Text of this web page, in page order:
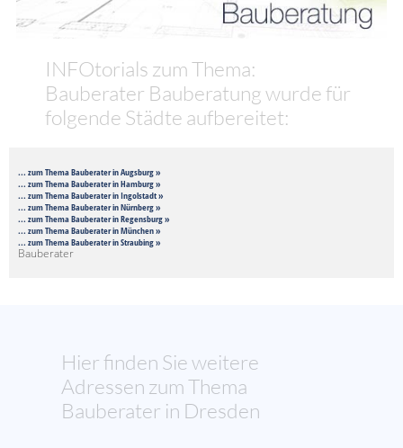
INFOtorials zum Thema:
Bauberater Bauberatung wurde für
folgende Städte aufbereitet:
... zum Thema Bauberater in Augsburg »
... zum Thema Bauberater in Hamburg »
... zum Thema Bauberater in Ingolstadt »
... zum Thema Bauberater in Nürnberg »
... zum Thema Bauberater in Regensburg »
... zum Thema Bauberater in München »
... zum Thema Bauberater in Straubing »
Bauberater
Hier finden Sie weitere
Adressen zum Thema
Bauberater in Dresden